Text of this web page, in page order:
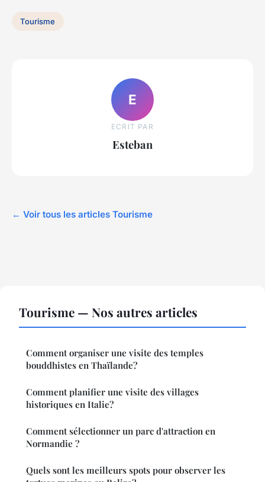
Tourisme
E
ECRIT PAR
Esteban
← Voir tous les articles Tourisme
Tourisme — Nos autres articles
Comment organiser une visite des temples
bouddhistes en Thaïlande?
Comment planifier une visite des villages
historiques en Italie?
Comment sélectionner un parc d'attraction en
Normandie ?
Quels sont les meilleurs spots pour observer les